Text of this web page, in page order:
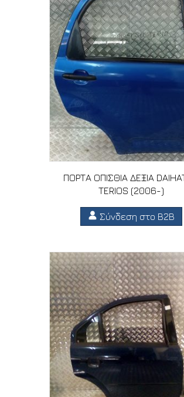
ΠΟΡΤΑ ΟΠΙΣΘΙΑ ΔΕΞΙΑ
TERIOS (2006-)
Σύνδεση στο B2B